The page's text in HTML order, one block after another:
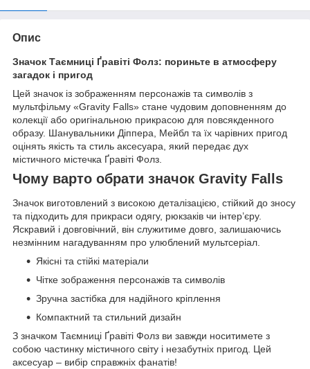
Опис
Значок Таємниці Ґравіті Фолз: пориньте в атмосферу
загадок і пригод
Цей значок із зображенням персонажів та символів з
мультфільму «Gravity Falls» стане чудовим доповненням до
колекції або оригінальною прикрасою для повсякденного
образу. Шанувальники Діппера, Мейбл та їх чарівних пригод
оцінять якість та стиль аксесуара, який передає дух
містичного містечка Ґравіті Фолз.
Чому варто обрати значок Gravity Falls
Значок виготовлений з високою деталізацією, стійкий до зносу
та підходить для прикраси одягу, рюкзаків чи інтер’єру.
Яскравий і довговічний, він служитиме довго, залишаючись
незмінним нагадуванням про улюблений мультсеріал.
Якісні та стійкі матеріали
Чітке зображення персонажів та символів
Зручна застібка для надійного кріплення
Компактний та стильний дизайн
З значком Таємниці Ґравіті Фолз ви завжди носитимете з
собою частинку містичного світу і незабутніх пригод. Цей
аксесуар – вибір справжніх фанатів!